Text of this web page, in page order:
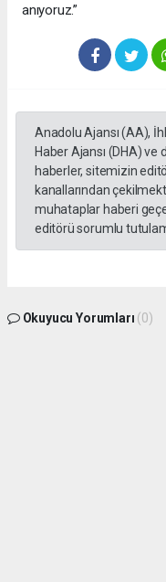
anıyoruz.”
Anadolu Ajansı (AA),
Haber Ajansı (DHA)
haberler, sitemizin
kanallarından
muhataplar haberi
editörü sorumlu
Okuyucu Yorumları (0)